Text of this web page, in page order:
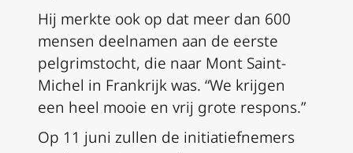
Hij merkte ook op dat meer dan 600
mensen deelnamen aan de eerste
pelgrimstocht, die naar Mont Saint-
Michel in Frankrijk was. “We krijgen
een heel mooie en vrij grote respons.”
Op 11 juni zullen de initiatiefnemers